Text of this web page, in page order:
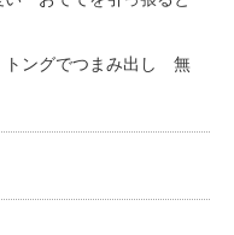
トングでつまみ出し 無